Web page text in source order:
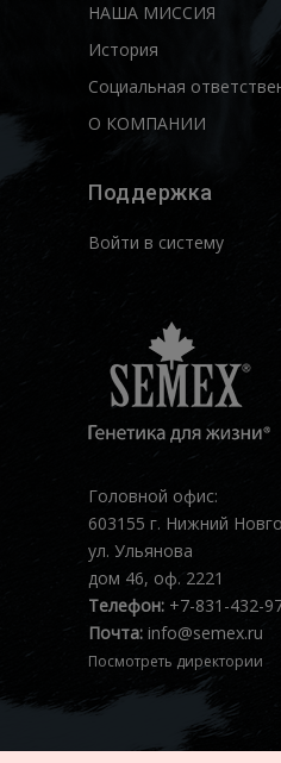
НАША МИССИЯ
История
Социальная
О КОМПАНИИ
Поддержка
Войти в систему
Головной офис:
603155 г. Нижний
ул. Ульянова
дом 46, оф. 2221
Телефон: +7-831-432-
Почта: info@semex.ru
Посмотреть директории